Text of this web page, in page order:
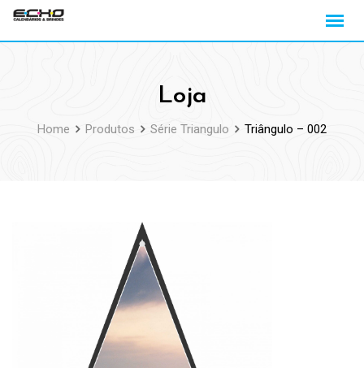
Loja
Home Produtos Série Triangulo Triângulo – 002